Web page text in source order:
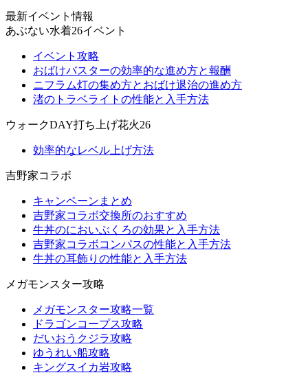
最新イベント情報
あぶない水着26イベント
イベント攻略
おばけバスターの効率的な進め方と報酬
ニフラム灯の集め方とおばけ退治の進め方
渚のトラベライトの性能と入手方法
ウォークDAY打ち上げ花火26
効率的なレベル上げ方法
吉野家コラボ
キャンペーンまとめ
吉野家コラボ交換所のおすすめ
牛丼のにおいぶくろの効果と入手方法
吉野家コラボコンパスの性能と入手方法
牛丼の耳飾りの性能と入手方法
メガモンスター攻略
メガモンスター攻略一覧
ドラゴンコープス攻略
だいおうクジラ攻略
ゆうれい船攻略
キングスイカ岩攻略